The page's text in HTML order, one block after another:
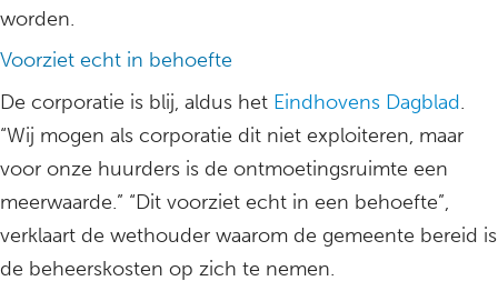
worden.
Voorziet echt in behoefte
De corporatie is blij, aldus het Eindhovens Dagblad.
“Wij mogen als corporatie dit niet exploiteren, maar
voor onze huurders is de ontmoetingsruimte een
meerwaarde.” “Dit voorziet echt in een behoefte”,
verklaart de wethouder waarom de gemeente bereid is
de beheerskosten op zich te nemen.